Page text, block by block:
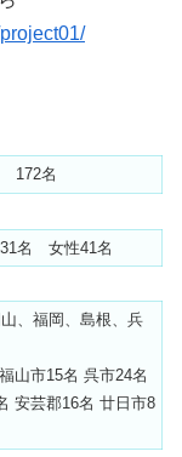
172名
名 女性41名
、福岡、島根、兵
山市15名 呉市24名
安芸郡16名 廿日市8